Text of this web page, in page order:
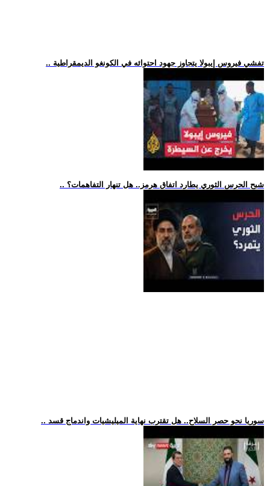
.. تفشي فيروس إيبولا يتجاوز جهود احتوائه في الكونغو الديمقراطية
.. شبح الحرس الثوري يطارد اتفاق هرمز.. هل تنهار التفاهمات؟
.. سوريا نحو حصر السلاح.. هل تقترب نهاية الميليشيات واندماج قسد